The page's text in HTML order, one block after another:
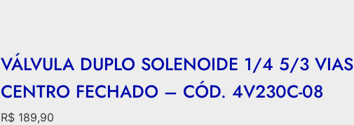
VÁLVULA DUPLO SOLENOIDE 1/4 5/3 VIAS
CENTRO FECHADO – CÓD. 4V230C-08
R$ 189,90